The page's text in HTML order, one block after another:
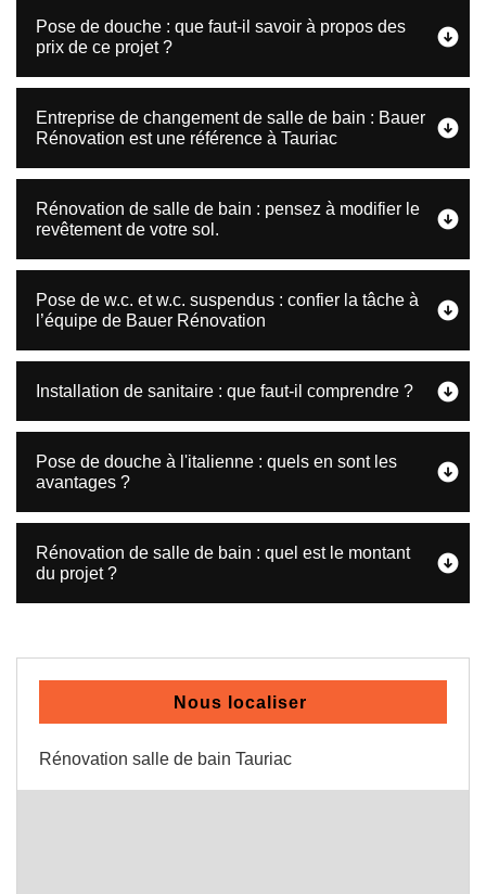
Pose de douche : que faut-il savoir à propos des
prix de ce projet ?
Entreprise de changement de salle de bain : Bauer
Rénovation est une référence à Tauriac
Rénovation de salle de bain : pensez à modifier le
revêtement de votre sol.
Pose de w.c. et w.c. suspendus : confier la tâche à
l’équipe de Bauer Rénovation
Installation de sanitaire : que faut-il comprendre ?
Pose de douche à l'italienne : quels en sont les
avantages ?
Rénovation de salle de bain : quel est le montant
du projet ?
Nous localiser
Rénovation salle de bain Tauriac